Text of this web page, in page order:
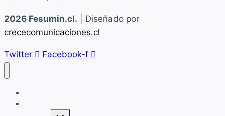
2026 Fesumin.cl. | Diseñado por
crececomunicaciones.cl
Twitter Facebook-f
Alternar